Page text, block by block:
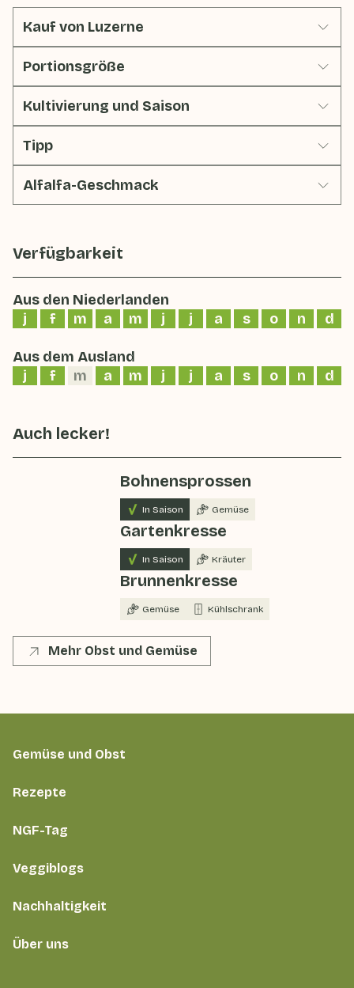
Kauf von Luzerne
Portionsgröße
Kultivierung und Saison
Tipp
Alfalfa-Geschmack
Verfügbarkeit
Aus den Niederlanden
j
f m a m j j a s o n d
Aus dem Ausland
j
f m a m j j a s o n d
Auch lecker!
Bohnensprossen
In Saison Gemüse
Gartenkresse
In Saison Kräuter
Brunnenkresse
Gemüse Kühlschrank
Mehr Obst und Gemüse
Gemüse und Obst
Rezepte
NGF-Tag
Veggiblogs
Nachhaltigkeit
Über uns